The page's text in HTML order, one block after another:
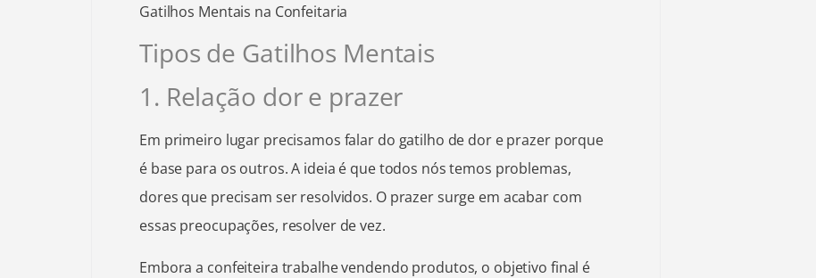
Gatilhos Mentais na Confeitaria
Tipos de Gatilhos Mentais
1. Relação dor e prazer
Em primeiro lugar precisamos falar do gatilho de dor e prazer porque
é base para os outros. A ideia é que todos nós temos problemas,
dores que precisam ser resolvidos. O prazer surge em acabar com
essas preocupações, resolver de vez.
Embora a confeiteira trabalhe vendendo produtos, o objetivo final é